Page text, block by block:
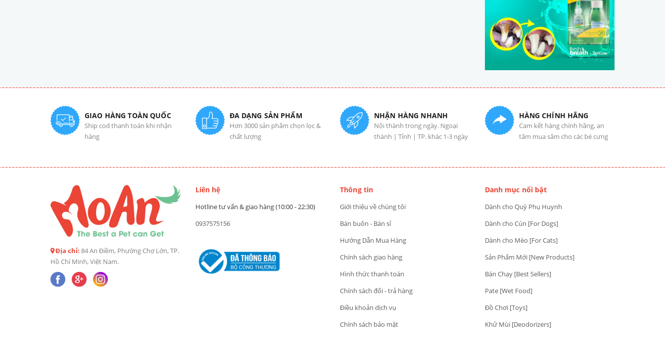
GIAO HÀNG TOÀN QUỐC
Ship cod thanh toán khi nhận
hàng
ĐA DẠNG SẢN PHẨM
Hơn 3000 sản phẩm chọn lọc &
chất lượng
NHẬN HÀNG NHANH
Nội thành trong ngày. Ngoại
thành | Tỉnh | TP. khác 1-3 ngày
HÀNG CHÍNH HÃNG
Cam kết hàng chính hãng, an
tâm mua sắm cho các bé cưng
Địa chỉ: 84 An Điềm, Phường Chợ Lớn, TP.
Hồ Chí Minh, Việt Nam.
Liên hệ
Hotline tư vấn & giao hàng (10:00 - 22:30)
0937575156
Thông tin
Giới thiệu về chúng tôi
Bán buôn - Bán sỉ
Hướng Dẫn Mua Hàng
Chính sách giao hàng
Hình thức thanh toán
Chính sách đổi - trả hàng
Điều khoản dịch vụ
Chính sách bảo mật
Danh mục nổi bật
Dành cho Quý Phụ Huynh
Dành cho Cún [For Dogs]
Dành cho Mèo [For Cats]
Sản Phẩm Mới [New Products]
Bán Chạy [Best Sellers]
Pate [Wet Food]
Đồ Chơi [Toys]
Khử Mùi [Deodorizers]